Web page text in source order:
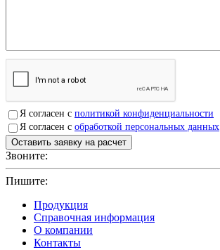
Я согласен с политикой конфиденциальности
Я согласен с обработкой персональных данных
Звоните:
Пишите:
Продукция
Справочная информация
О компании
Контакты